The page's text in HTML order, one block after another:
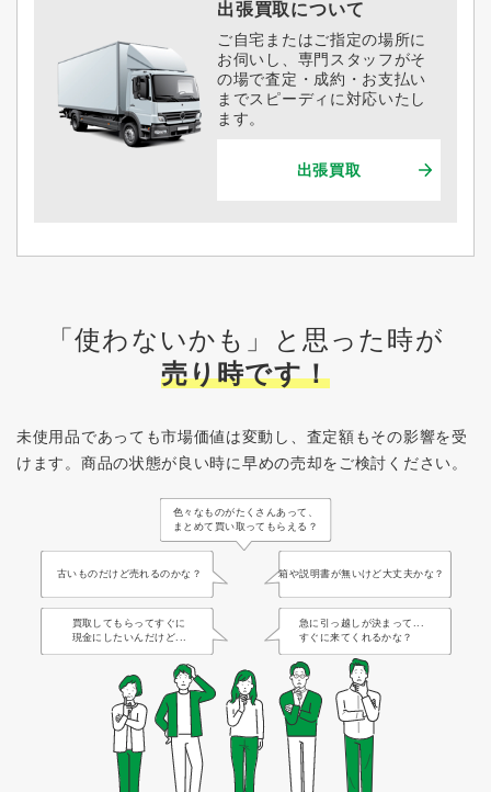
出張買取について
ご自宅またはご指定の場所に
お伺いし、専門スタッフがそ
の場で査定・成約・お支払い
までスピーディに対応いたし
ます。
出張買取
「使わないかも」と思った時が
売り時です！
未使用品であっても市場価値は変動し、査定額もその影響を受
けます。 商品の状態が良い時に早めの売却をご検討ください。
色々なものがたくさんあって、
まとめて買い取ってもらえる？
古いものだけど売れるのかな？ 箱や説明書が無いけど大丈夫かな？
買取してもらってすぐに
現金にしたいんだけど...
急に引っ越しが決まって...
すぐに来てくれるかな？